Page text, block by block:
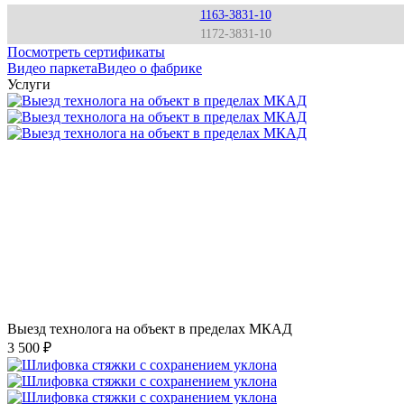
1163-3831-10
1172-3831-10
Посмотреть сертификаты
Видео паркетаВидео о фабрике
Услуги
Выезд технолога на объект в пределах МКАД
3 500 ₽